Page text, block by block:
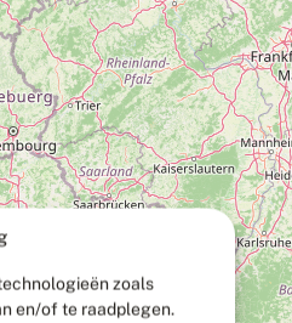
zoals
en/of te raadplegen.